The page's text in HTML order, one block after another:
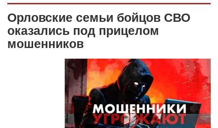
Орловские семьи бойцов СВО
оказались под прицелом
мошенников